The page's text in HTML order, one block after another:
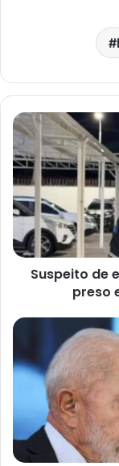
Suspeito de
preso